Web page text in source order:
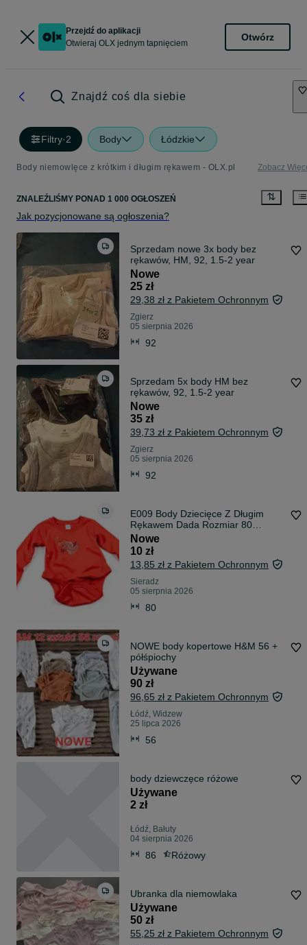
Przejdź do aplikacji
Otwieraj OLX jednym tapnięciem
Otwórz
Znajdź coś dla siebie
Filtry·2 Body Łódzkie
Body niemowlęce z krótkim i długim rękawem - OLX.pl Zobacz
ZNALEŹLIŚMY PONAD 1 000 OGŁOSZEŃ
Jak pozycjonowane są ogłoszenia?
Sprzedam nowe 3x body bez
rękawów, HM, 92, 1.5-2 year
Nowe
25 zł
29,38 zł z Pakietem Ochronnym
Zgierz
05 sierpnia 2026
92
Sprzedam 5x body HM bez
rękawów, 92, 1.5-2 year
Nowe
35 zł
39,73 zł z Pakietem Ochronnym
Zgierz
05 sierpnia 2026
92
E009 Body Dziecięce Z Długim
Rękawem Dada Rozmiar 80
Czerwone Nadruk Rybka WOŚP
Dla Chłopca Dla Dziewczynki
Bawełniane Ubranko Dziecięce
Niemowlęce
Nowe
10 zł
13,85 zł z Pakietem Ochronnym
Sieradz
05 sierpnia 2026
80
NOWE body kopertowe H&M 56 +
półśpiochy
Używane
90 zł
96,65 zł z Pakietem Ochronnym
Łódź, Widzew
25 lipca 2026
56
body dziewczęce różowe
Używane
2 zł
Łódź, Bałuty
04 sierpnia 2026
86 Różowy
Ubranka dla niemowlaka
Używane
50 zł
55,25 zł z Pakietem Ochronnym